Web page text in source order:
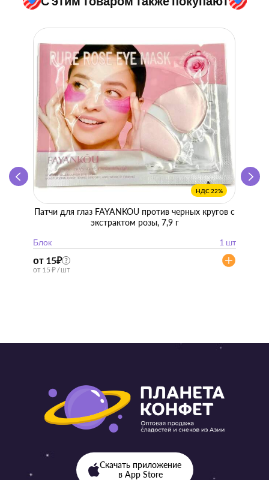
НДС 22%
Патчи для глаз FAYANKOU против черных кругов с
экстрактом розы, 7,9 г
Блок
1 шт
от 15₽ ?
от 15 ₽ / шт
Скачать приложение
в App Store